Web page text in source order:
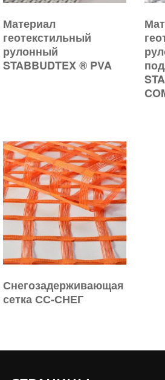
Материал
геотекстильный
рулонный
STABBUDTEX ® PVA
Снегозадерживающая
сетка СС-СНЕГ